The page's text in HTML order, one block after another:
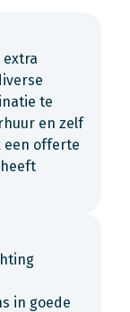
te
en zelf
een offerte
in goede